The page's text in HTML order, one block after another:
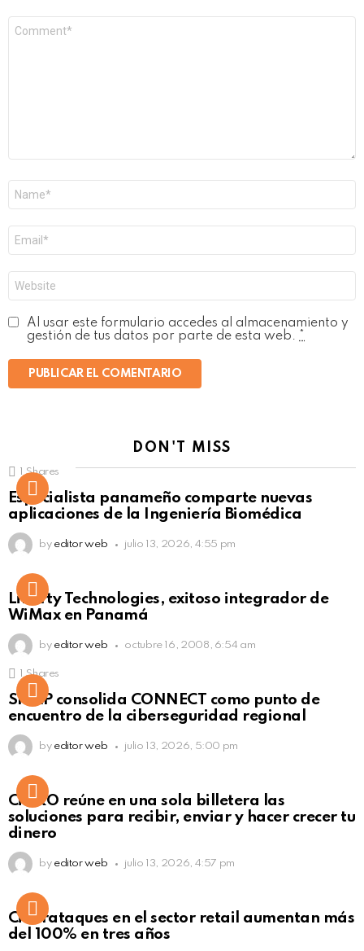
electrónico
*
Al usar este formulario accedes al almacenamiento y
gestión de tus datos por parte de esta web. *
DON'T MISS
Click to view this post
Shares
Especialista panameño comparte nuevas
aplicaciones de la Ingeniería Biomédica
by editor web julio 13, 2026, 4:55 pm
Liberty Technologies, exitoso integrador de
WiMax en Panamá
by editor web octubre 16, 2008, 6:54 am
Click to view this post
Shares
SISAP consolida CONNECT como punto de
encuentro de la ciberseguridad regional
by editor web julio 13, 2026, 5:00 pm
Not Safe For Work
Click to view this post
CiNKO reúne en una sola billetera las
soluciones para recibir, enviar y hacer crecer tu
dinero
by editor web julio 13, 2026, 4:57 pm
Ciberataques en el sector retail aumentan más
del 100% en tres años